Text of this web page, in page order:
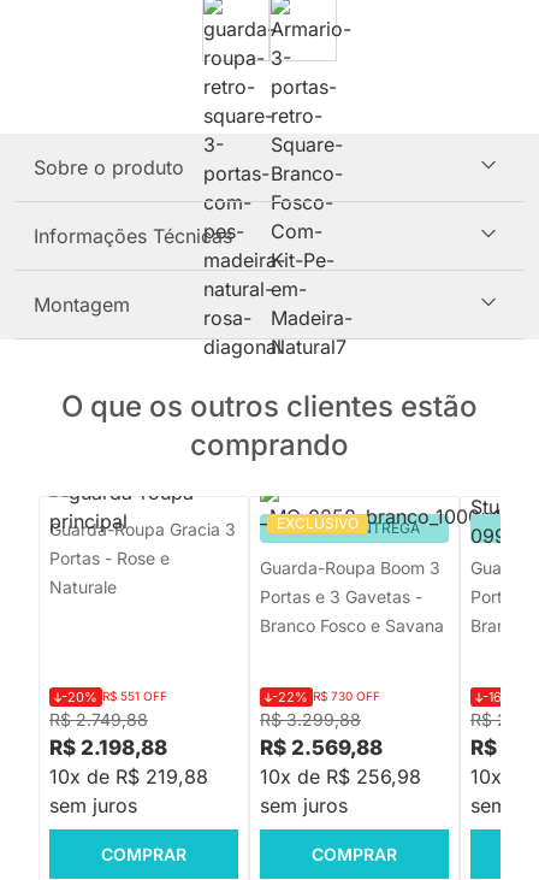
Sobre o produto
Informações Técnicas
Montagem
O que os outros clientes estão
comprando
Guarda-Roupa Gracia 3
Portas - Rose e
Naturale
R$ 2.749,88
-20% R$ 551 OFF
R$ 2.198,88
10x de R$ 219,88
sem juros
COMPRAR
EXCLUSIVO
PRONTA ENTREGA
Guarda-Roupa Boom 3
Portas e 3 Gavetas -
Branco Fosco e Savana
R$ 3.299,88
-22% R$ 730 OFF
R$ 2.569,88
10x de R$ 256,98
sem juros
COMPRAR
Portas
Branco
R$
-16%
R$
10x de
sem